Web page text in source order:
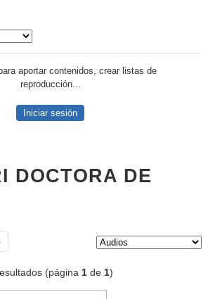
aportar contenidos, crear listas de
reproducción...
Iniciar sesión
DOCTORA DE
(página1 de1)